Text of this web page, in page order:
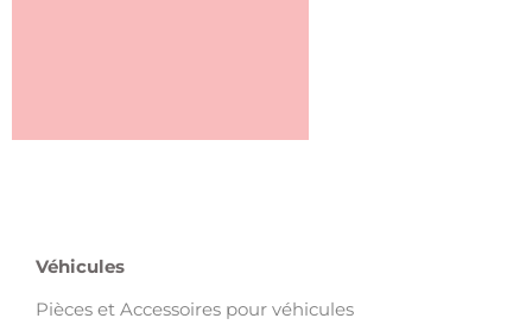
Véhicules
Pièces et Accessoires pour véhicules